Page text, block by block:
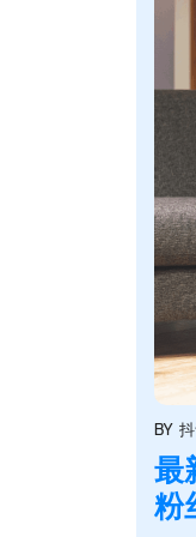
BY
最
粉